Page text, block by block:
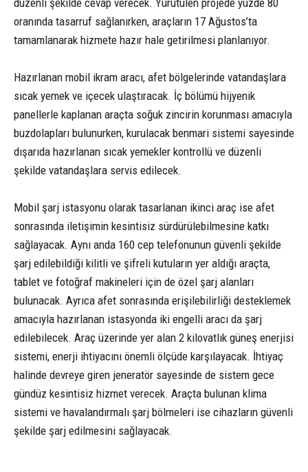
oranında tasarruf sağlanırken, araçların 17 Ağustos’ta
tamamlanarak hizmete hazır hale getirilmesi planlanıyor.
Hazırlanan mobil ikram aracı, afet bölgelerinde vatandaşlara
sıcak yemek ve içecek ulaştıracak. İç bölümü hijyenik
panellerle kaplanan araçta soğuk zincirin korunması amacıyla
buzdolapları bulunurken, kurulacak benmari sistemi sayesinde
dışarıda hazırlanan sıcak yemekler kontrollü ve düzenli
şekilde vatandaşlara servis edilecek.
Mobil şarj istasyonu olarak tasarlanan ikinci araç ise afet
sonrasında iletişimin kesintisiz sürdürülebilmesine katkı
sağlayacak. Aynı anda 160 cep telefonunun güvenli şekilde
şarj edilebildiği kilitli ve şifreli kutuların yer aldığı araçta,
tablet ve fotoğraf makineleri için de özel şarj alanları
bulunacak. Ayrıca afet sonrasında erişilebilirliği desteklemek
amacıyla hazırlanan istasyonda iki engelli aracı da şarj
edilebilecek. Araç üzerinde yer alan 2 kilovatlık güneş enerjisi
sistemi, enerji ihtiyacını önemli ölçüde karşılayacak. İhtiyaç
halinde devreye giren jeneratör sayesinde de sistem gece
gündüz kesintisiz hizmet verecek. Araçta bulunan klima
sistemi ve havalandırmalı şarj bölmeleri ise cihazların güvenli
şekilde şarj edilmesini sağlayacak.